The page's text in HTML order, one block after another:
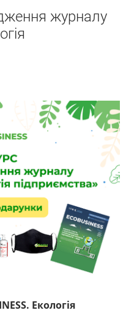
журналу
Екологія